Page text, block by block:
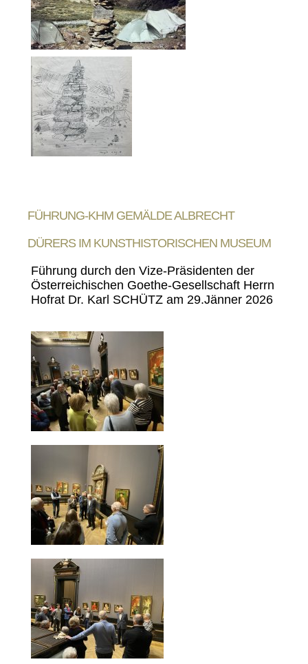
FÜHRUNG-KHM GEMÄLDE ALBRECHT
DÜRERS IM KUNSTHISTORISCHEN MUSEUM
Führung durch den Vize-Präsidenten der
Österreichischen Goethe-Gesellschaft Herrn
Hofrat Dr. Karl SCHÜTZ am 29.Jänner 2026